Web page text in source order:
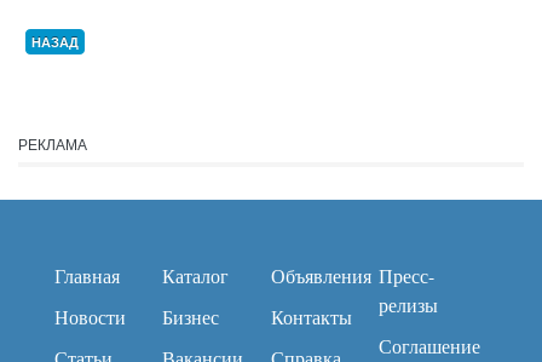
НАЗАД
РЕКЛАМА
Главная
Новости
Каталог
Бизнес
Объявления
Контакты
Пресс-
релизы
Соглашение